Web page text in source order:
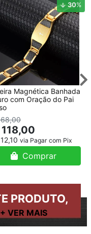
30%
Magnética Banhada
com Oração do Pai
118,00
via Pagar com Pix
Comprar
PRODUTO,